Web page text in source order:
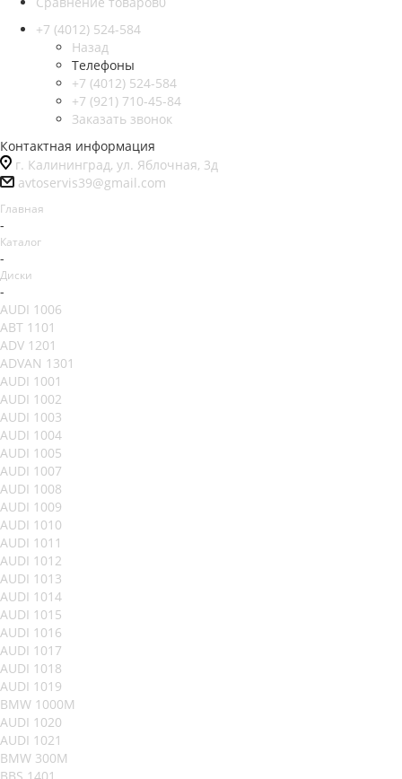
+7 (4012) 524-584
Назад
Телефоны
+7 (4012) 524-584
+7 (921) 710-45-84
Заказать звонок
Контактная информация
г. Калининград, ул. Яблочная, 3д
avtoservis39@gmail.com
Главная
-
Каталог
-
Диски
-
AUDI 1006
ABT 1101
ADV 1201
ADVAN 1301
AUDI 1001
AUDI 1002
AUDI 1003
AUDI 1004
AUDI 1005
AUDI 1007
AUDI 1008
AUDI 1009
AUDI 1010
AUDI 1011
AUDI 1012
AUDI 1013
AUDI 1014
AUDI 1015
AUDI 1016
AUDI 1017
AUDI 1018
AUDI 1019
BMW 1000M
AUDI 1020
AUDI 1021
BMW 300M